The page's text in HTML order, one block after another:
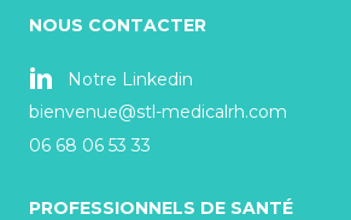
NOUS CONTACTER
Notre Linkedin
bienvenue@stl-medicalrh.com
06 68 06 53 33
PROFESSIONNELS DE SANTÉ